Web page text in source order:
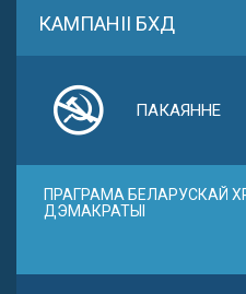
КАМПАНІІ БХД
ПАКАЯННЕ
ПРАГРАМА БЕЛАРУСКАЙ
ДЭМАКРАТЫІ